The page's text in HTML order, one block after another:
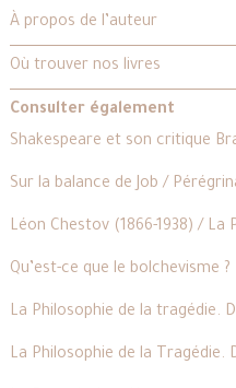
À propos de l’auteur
Où trouver nos livres
Consulter également
Shakespeare et son critique
Sur la balance de Job /
Léon Chestov (1866-1938) / La
Qu’est-ce que le bolchevisme ?
La Philosophie de la tragédie.
La Philosophie de la Tragédie.